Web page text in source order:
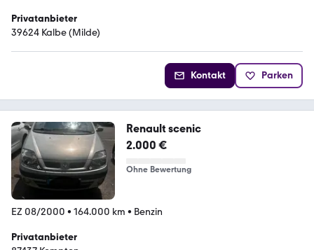
Privatanbieter
39624 Kalbe (Milde)
Kontakt Parken
Renault scenic
2.000 €
Ohne Bewertung
EZ 08/2000 • 164.000 km • Benzin
Privatanbieter